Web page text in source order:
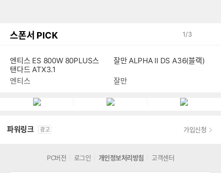
스폰서 PICK 1/3
엔티스 ES 800W 80PLUS스
탠다드 ATX3.1
엔티스
잘만 ALPHA II DS A36(블랙)
잘만
파워링크 광고 가입신청
PC버전 로그인 개인정보처리방침 고객센터